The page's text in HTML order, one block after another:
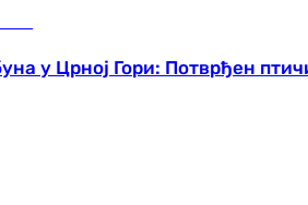
у Црној Гори: Потврђен